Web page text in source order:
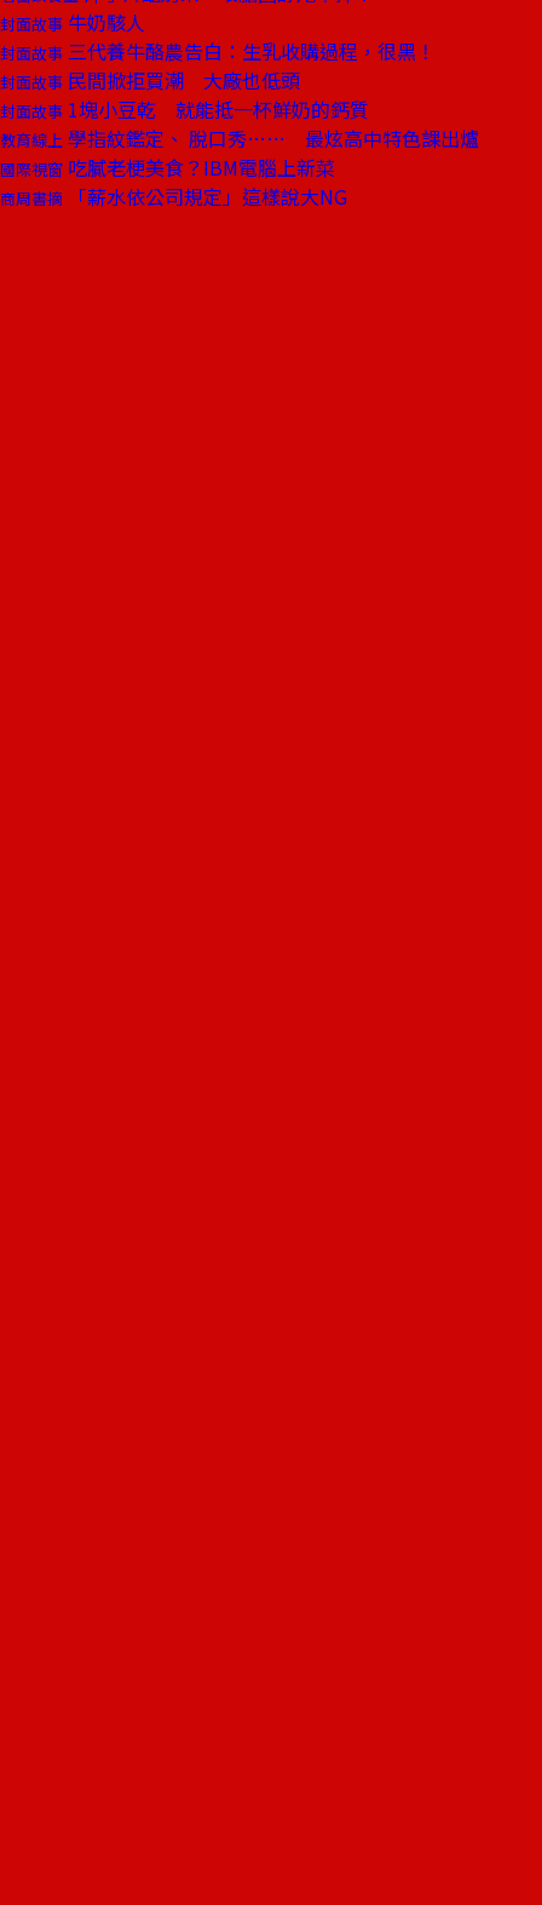
封面故事 牛奶駭人
封面故事 三代養牛酪農告白：生乳收購過程，很黑！
封面故事 民間掀拒買潮 大廠也低頭
封面故事 1塊小豆乾 就能抵一杯鮮奶的鈣質
教育線上 學指紋鑑定、 脫口秀…… 最炫高中特色課出爐
國際視窗 吃膩老梗美食？IBM電腦上新菜
商周書摘 「薪水依公司規定」這樣說大NG